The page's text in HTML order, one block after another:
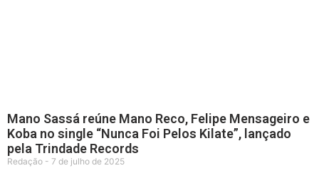
Mano Sassá reúne Mano Reco, Felipe Mensageiro e
Koba no single “Nunca Foi Pelos Kilate”, lançado
pela Trindade Records
Redação 7 de julho de 2025